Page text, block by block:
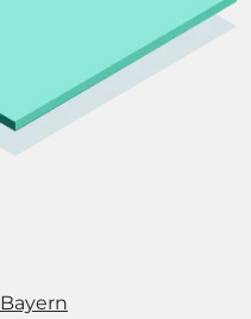
Bayern